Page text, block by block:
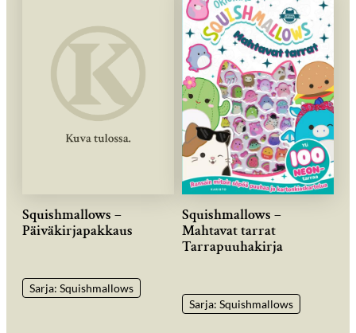
Squishmallows –
Päiväkirjapakkaus
Sarja: Squishmallows
Squishmallows –
Mahtavat tarrat
Tarrapuuhakirja
Sarja: Squishmallows